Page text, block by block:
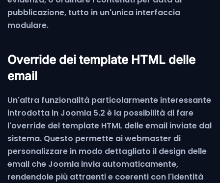
pubblicazione, tutto in un'unica interfaccia
modulare.
Override dei template HTML delle
email
Un'altra funzionalità particolarmente interessante
introdotta in Joomla 5.2 è la possibilità di fare
l'override del template HTML delle email inviate dal
sistema. Questo permette ai webmaster di
personalizzare in modo dettagliato il design delle
email che Joomla invia automaticamente,
rendendole più attraenti e coerenti con l'identità